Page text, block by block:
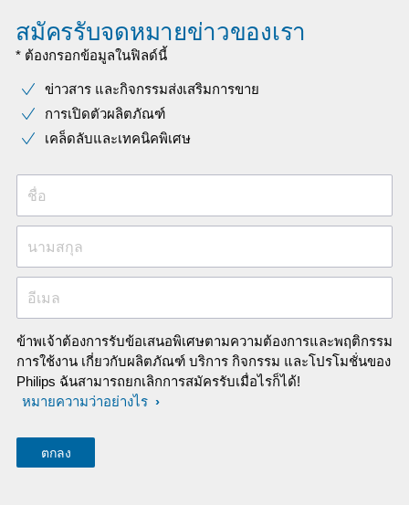
สมัครรับจดหมายข่าวของเรา
* ต้องกรอกข้อมูลในฟิลด์นี้
ข่าวสาร และกิจกรรมส่งเสริมการขาย
การเปิดตัวผลิตภัณฑ์
เคล็ดลับและเทคนิคพิเศษ
ชื่อ
นามสกุล
อีเมล
ข้าพเจ้าต้องการรับข้อเสนอพิเศษตามความต้องการและพฤติกรรม
การใช้งาน เกี่ยวกับผลิตภัณฑ์ บริการ กิจกรรม และโปรโมชั่นของ
Philips ฉันสามารถยกเลิกการสมัครรับเมื่อไรก็ได้!
หมายความว่าอย่างไร